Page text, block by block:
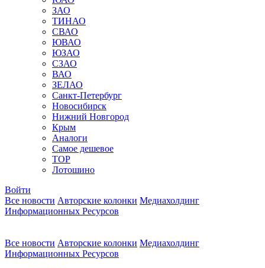
ЗАО
ТИНАО
СВАО
ЮВАО
ЮЗАО
СЗАО
ВАО
ЗЕЛАО
Санкт-Петербург
Новосибирск
Нижний Новгород
Крым
Аналоги
Самое дешевое
TOP
Лотошино
Войти
Все новости Авторские колонки Медиахолдинг
Информационных Ресурсов
Все новости Авторские колонки Медиахолдинг
Информационных Ресурсов